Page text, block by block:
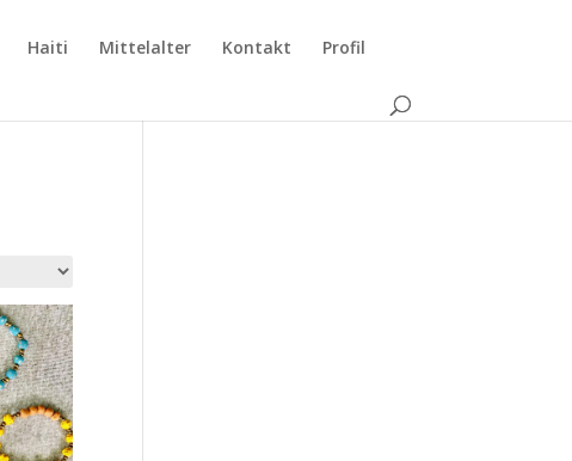
Haiti Mittelalter Kontakt Profil